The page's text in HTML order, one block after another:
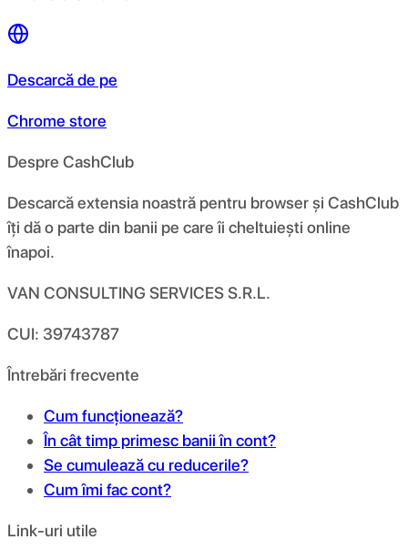
Descarcă de pe
Chrome store
Despre CashClub
Descarcă extensia noastră pentru browser și CashClub
îți dă o parte din banii pe care îi cheltuiești online
înapoi.
VAN CONSULTING SERVICES S.R.L.
CUI: 39743787
Întrebări frecvente
Cum funcționează?
În cât timp primesc banii în cont?
Se cumulează cu reducerile?
Cum îmi fac cont?
Link-uri utile